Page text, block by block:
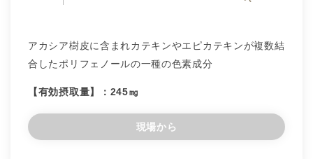
アカシア樹皮に含まれカテキンやエピカテキンが複数結
合したポリフェノールの一種の色素成分
【有効摂取量】：245㎎
現場から